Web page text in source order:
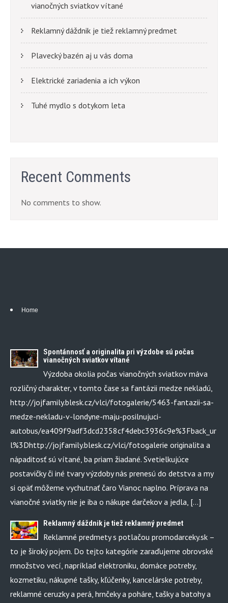
vianočných sviatkov vítané
Reklamný dáždnik je tiež reklamný predmet
Plavecký bazén aj u vás doma
Elektrické zariadenia a ich výkon
Tuhé mydlo s dotykom leta
Recent Comments
No comments to show.
Home
Spontánnosť a originalita pri výzdobe sú počas
vianočných sviatkov vítané
Výzdoba okolia počas vianočných sviatkov máva
rozličný charakter, v tomto čase sa fantázii medze nekladú,
http://jojfamily.blesk.cz/vlci/fotogalerie/5463-fantazii-sa-
medze-nekladu-v-londyne-maju-posilnujuci-
autobus/ea409f9adf3dcd2358cf4debc3936c9e%3Fback_ur
l%3Dhttp://jojfamily.blesk.cz/vlci/fotogalerie originalita a
nápaditosť sú vítané, ba priam žiadané. Svetielkujúce
postavičky či iné tvary výzdoby nás prenesú do detstva a my
si opäť môžeme vychutnať čaro Vianoc naplno. Príprava na
vianočné sviatky nie je iba o nákupe darčekov a jedla, […]
Reklamný dáždnik je tiež reklamný predmet
Reklamné predmety s potlačou promodarceky.sk –
to je široký pojem. Do tejto kategórie zaraďujeme obrovské
množstvo vecí, napríklad elektroniku, domáce potreby,
kozmetiku, nákupné tašky, kľúčenky, kancelárske potreby,
reklamné ceruzky a perá, hrnčeky a poháre, tašky a batohy a